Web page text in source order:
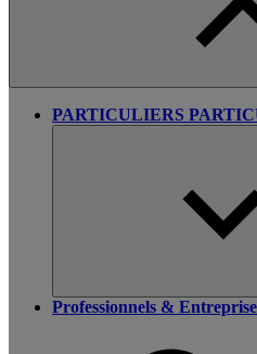
PARTICULIERS
Professionnels &